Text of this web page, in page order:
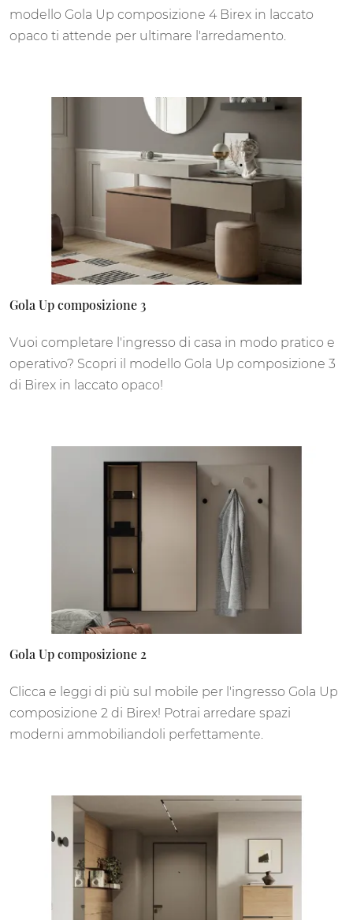
modello Gola Up composizione 4 Birex in laccato
opaco ti attende per ultimare l'arredamento.
Gola Up composizione 3
Vuoi completare l'ingresso di casa in modo pratico e
operativo? Scopri il modello Gola Up composizione 3
di Birex in laccato opaco!
Gola Up composizione 2
Clicca e leggi di più sul mobile per l'ingresso Gola Up
composizione 2 di Birex! Potrai arredare spazi
moderni ammobiliandoli perfettamente.